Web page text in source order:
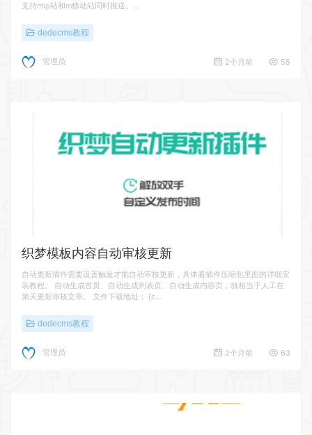
支持mip站和m移动站同时推送。…
dedecms教程
管理员 2个月前 55
织梦模板内容自动审核更新
自动更新插件需要设置触发才能自动审核更新，具体看插件压缩包里面的详细安
装教程。 自动生成首页、自动生成列表页、自动生成内容页，就相当于人工在
第天更新审核文章。 文件下载地址； [c…
dedecms教程
管理员 2个月前 63